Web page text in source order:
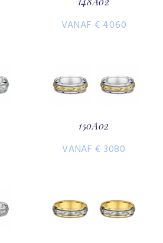
VANAF € 4060
150A02
VANAF € 3080